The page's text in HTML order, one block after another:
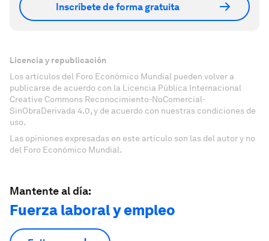
Inscríbete de forma gratuita
Licencia y republicación
Los artículos del Foro Económico Mundial pueden volver a
publicarse de acuerdo con la Licencia Pública Internacional
Creative Commons Reconocimiento-NoComercial-
SinObraDerivada 4.0, y de acuerdo con nuestras condiciones de
uso.
Las opiniones expresadas en este artículo son las del autor y no
del Foro Económico Mundial.
Mantente al día:
Fuerza laboral y empleo